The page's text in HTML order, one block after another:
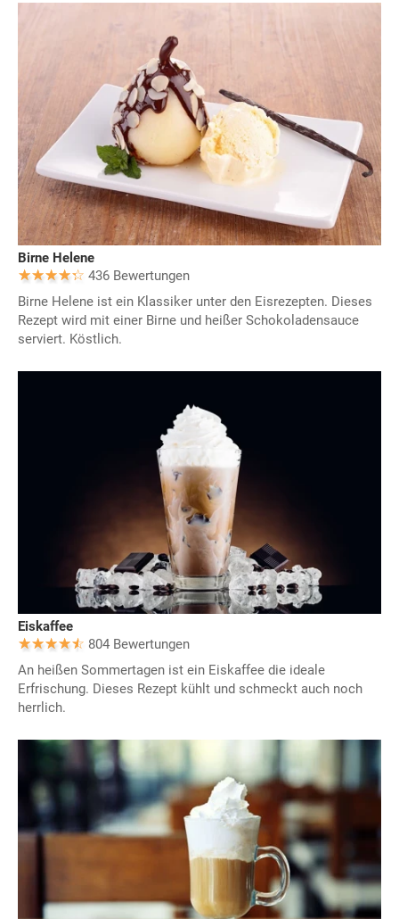
Birne Helene
436 Bewertungen
Birne Helene ist ein Klassiker unter den Eisrezepten. Dieses
Rezept wird mit einer Birne und heißer Schokoladensauce
serviert. Köstlich.
Eiskaffee
804 Bewertungen
An heißen Sommertagen ist ein Eiskaffee die ideale
Erfrischung. Dieses Rezept kühlt und schmeckt auch noch
herrlich.